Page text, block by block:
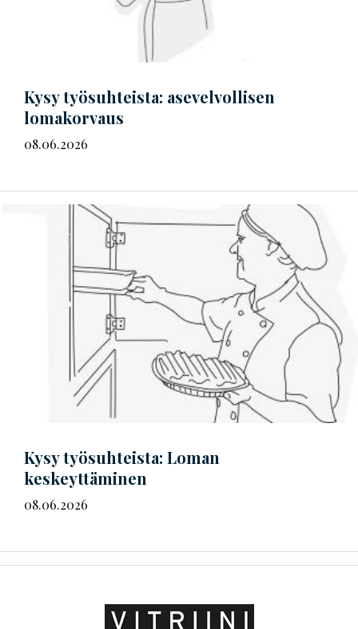
Kysy työsuhteista: asevelvollisen
lomakorvaus
08.06.2026
Kysy työsuhteista: Loman
keskeyttäminen
08.06.2026